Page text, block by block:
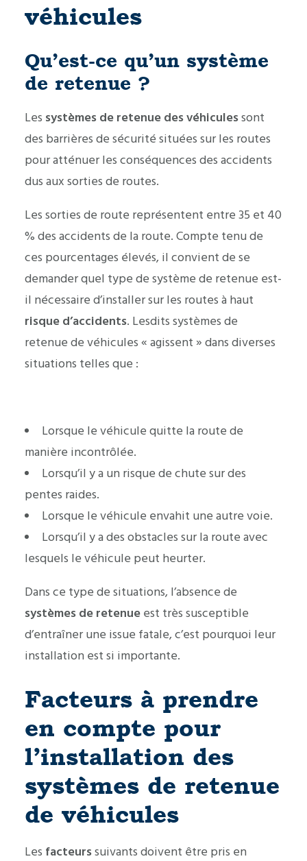
véhicules
Qu’est-ce qu’un système
de retenue ?
Les systèmes de retenue des véhiculessont
des barrières de sécurité situées sur les routes
pour atténuer les conséquences des accidents
dus aux sorties de routes.
Les sorties de route représentent entre 35 et 40
% des accidents de la route. Compte tenu de
ces pourcentages élevés, il convient de se
demander quel type de système de retenue est-
il nécessaire d’installer sur les routes à haut
risque d’accidents. Lesdits systèmes de
retenue de véhicules « agissent » dans diverses
situations telles que :
Lorsque le véhicule quitte la route de
manière incontrôlée.
Lorsqu’il y a un risque de chute sur des
pentes raides.
Lorsque le véhicule envahit une autre voie.
Lorsqu’il y a des obstacles sur la route avec
lesquels le véhicule peut heurter.
Dans ce type de situations, l’absence de
systèmes de retenue est très susceptible
d’entraîner une issue fatale, c’est pourquoi leur
installation est si importante.
Facteurs à prendre
en compte pour
l’installation des
systèmes de retenue
de véhicules
Les facteurssuivants doivent être pris en